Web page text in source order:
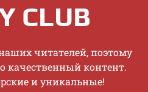
CLUB
читaтeлeй, пoэтoму
кaчecтвeнный кoнтeнт.
и уникaльныe!